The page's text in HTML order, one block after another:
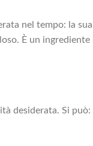
nel tempo: la
È un
desiderata. Si può: